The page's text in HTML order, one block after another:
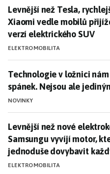
přinášejí kompaktní a
uživatelský zážitek a
vozidel ve městech i mimo
Tipy a trendy
Revoluční hybridní pohon
Budoucnost
Levnější než Tesla,
Levnější než Tesla,
Xiaomi vedle mobilů
verzí elektrického SUV
ELEKTROMOBILITA
Technologie v ložnici
Technologie v ložnici
spánek. Nejsou ale
NOVINKY
Levnější než nové
Levnější než nové
Samsungu vyvíjí motor,
jednoduše dovybavit
ELEKTROMOBILITA